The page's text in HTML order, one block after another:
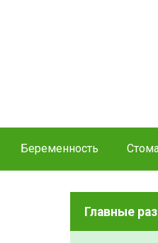
Беременность
Главные